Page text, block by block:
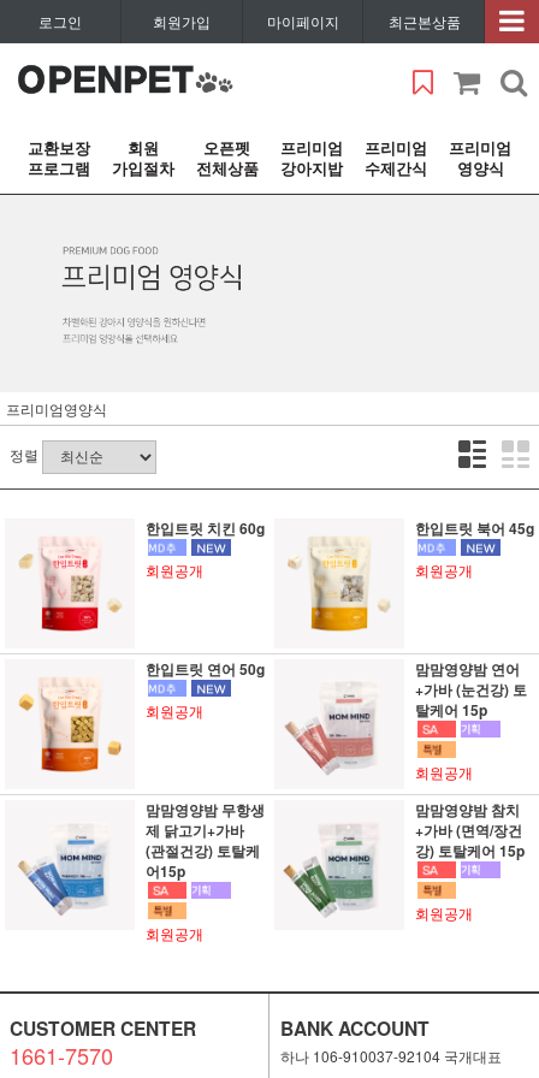
로그인 회원가입 마이페이지 최근본상품
교환보장
프로그램
회원
가입절차
오픈펫
전체상품
프리미엄
강아지밥
프리미엄
수제간식
프리미엄
영양식
프리미엄영양식
정렬
한입트릿 치킨 60g
회원공개
한입트릿 북어 45g
회원공개
한입트릿 연어 50g
회원공개
맘맘영양밤 연어
+가바 (눈건강) 토
탈케어 15p
회원공개
맘맘영양밤 무항생
제 닭고기+가바
(관절건강) 토탈케
어15p
회원공개
맘맘영양밤 참치
+가바 (면역/장건
강) 토탈케어 15p
회원공개
CUSTOMER CENTER
1661-7570
BANK ACCOUNT
하나 106-910037-92104 국개대표